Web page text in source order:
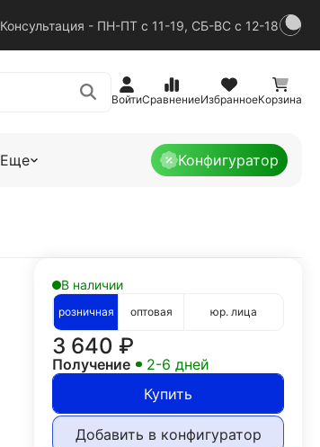
Консультация - ПН-ПТ с 11-19, СБ-ВС с 12-18
ВойтиСравнениеИзбранноеКорзина
Еще Конфигуратор
В наличии
розничная оптовая юр. лица
3 640 ₽
Получение
2-6 дней
Купить
Добавить в конфигуратор